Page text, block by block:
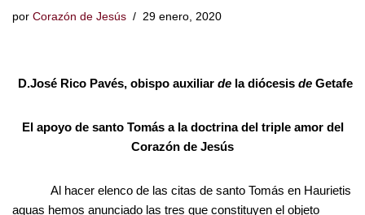
por Corazón de Jesús 29 enero, 2020
D.José Rico Pavés, obispo auxiliar de la diócesis de Getafe
El apoyo de santo Tomás a la doctrina del triple amor del
Corazón de Jesús
Al hacer elenco de las citas de santo Tomás en Haurietis
aquas hemos anunciado las tres que constituyen el objeto